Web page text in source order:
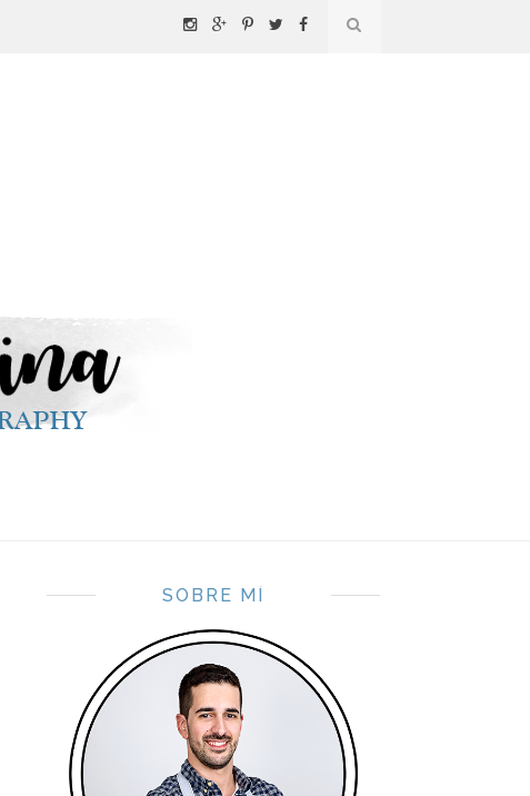
SOBRE MÍ